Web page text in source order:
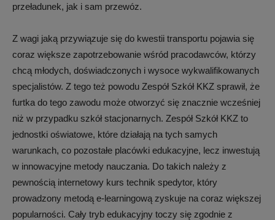
przeładunek, jak i sam przewóz.
Z wagi jaką przywiązuje się do kwestii transportu pojawia się
coraz większe zapotrzebowanie wśród pracodawców, którzy
chcą młodych, doświadczonych i wysoce wykwalifikowanych
specjalistów. Z tego też powodu Zespół Szkół KKZ sprawił, że
furtka do tego zawodu może otworzyć się znacznie wcześniej
niż w przypadku szkół stacjonarnych. Zespół Szkół KKZ to
jednostki oświatowe, które działają na tych samych
warunkach, co pozostałe placówki edukacyjne, lecz inwestują
w innowacyjne metody nauczania. Do takich należy z
pewnością internetowy kurs technik spedytor, który
prowadzony metodą e-learningową zyskuje na coraz większej
popularności. Cały tryb edukacyjny toczy się zgodnie z